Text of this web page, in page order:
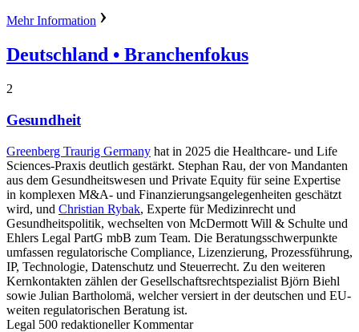
Mehr Information
Deutschland • Branchenfokus
2
Gesundheit
Greenberg Traurig Germany hat in 2025 die Healthcare- und Life
Sciences-Praxis deutlich gestärkt. Stephan Rau, der von Mandanten
aus dem Gesundheitswesen und Private Equity für seine Expertise
in komplexen M&A- und Finanzierungsangelegenheiten geschätzt
wird, und Christian Rybak, Experte für Medizinrecht und
Gesundheitspolitik, wechselten von McDermott Will & Schulte und
Ehlers Legal PartG mbB zum Team. Die Beratungsschwerpunkte
umfassen regulatorische Compliance, Lizenzierung, Prozessführung,
IP, Technologie, Datenschutz und Steuerrecht. Zu den weiteren
Kernkontakten zählen der Gesellschaftsrechtspezialist Björn Biehl
sowie Julian Bartholomä, welcher versiert in der deutschen und EU-
weiten regulatorischen Beratung ist.
Legal 500 redaktioneller Kommentar